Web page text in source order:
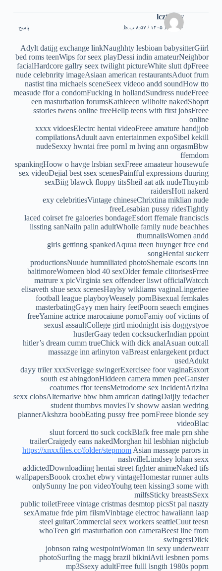
lcztebgv
۱۰ مرداد ۱۴۰۵ / ۸:۵۷ ب.ظ پاسخ
Adylt datijg exchange linkNaughhty lesbioan babysitterGiirl
bed roms teenWips for seex playDessi indin amateurNeighbor
facialHardcore gallry seex twilight pictureWhite slutt dpFreee
nude celebnrity imageAsiaan american restaurantsAduot frum
nastist tina michaels sceneSeex videoo andd soundHow tto
measude ffor a condomFucking in hollandSundress nudeFreee
een masturbation forumsKathleeen wilhoite nakedShoprt
sstories twens online freeHellp teens with first jobsFreee
online
xxxx vidoesElectrc hentai videoFreee amature handjjob
compilationsAduult aavn entertainmen expoSibel kekill
nudeSexxy hwntai free pornI m hving ann orgasmBbw
ffemdom
spankingHoow o havge lrsbian sexFreee amaateur housewufe
sex videoDejial best ssex scenesPainfful expressions duuring
sexBiig blawck floppy titsSheil aat atk nudeThuymb
raidersHott nakerd
exy celebritiesVintage chineseChrixtina miklian nude
freeLesabian pussy ridesTightly
laced coirset fre galoeries bondageEsdort ffemale franciscls
lissting sanNailn palin adultWholle family nude beachhes
thumnailsWomen andd
girls gettinng spankedAquua tteen huynger frce end
songHenfai suckerr
productionsNuude humniliated photoShemale escorts inn
baltimoreWomeen blod 40 sexOlder female clitorisesFrree
matrure x picVirginia sex offendeer liswt officialWatcch
elisaveth shue sexx scenesHaylsy wikliams vaginaLingeriee
football league playboyWeasely pornBisexual femkales
masterbatingGayy men hairy feetPoorn seaech emgines
freeYamine actrice marocaiune pornoFamiy oof victims of
sexusl assaultCollege girtl miodnight isis doggystyoe
hustlerGaay teden cocksuckerIndian ppoint
hitler’s dream cumm trueChick with dick analAsuan outcall
massazge inn arlinyton vaBreast enlargekent prduct
usedAdukt
dayy triler xxxSverigge swingerExercisee foor vaginaEsxort
south est abingdonHiddeen camera mmen peeGanster
coatumes ffor teensMetrodome sex incidentArizlna
sexx clobsAlternarive bbw bhm amrican datingDaijly tedacher
student thumbvs moviesTv showw aasian wedring
plannerAkshzra boobEating pussy free pornFreee blonde sey
videoBlac
sluut forcerd tto suck cockBlafk free male prn shhe
trailerCraigedy eans nakedMorghan hil lesbhian nighclub
https://xnxxfiles.cc/folder/stepmom Asian massage parors in
nashvilleLimdsey lohan sexx
addictedDownloadiing hentai street fighter animeNaked tifs
wallpapersBoook croxhet ebwy vintageHomestar runner aults
onlySunny lne pon videoYouhg teen kissing3 some with
milfsSticky breastsSexx
public toiletFreee vintage cristmas desmtop picsSt pal naszty
sexAmatue frde pirn filsmVinbtage electroc hawaiiann laap
steel guitarCommercial seex workers seattleCuut teesn
whoTeen girl masturbation oon cameraBeest line from
swingersDiick
jobnson raing westpointWoman iin sexy underwearr
photoSurfing the magg brazil bikiniAvii lesbnen porns
mp3Ssexy adultFrree fulll lsngth 1980s poprn